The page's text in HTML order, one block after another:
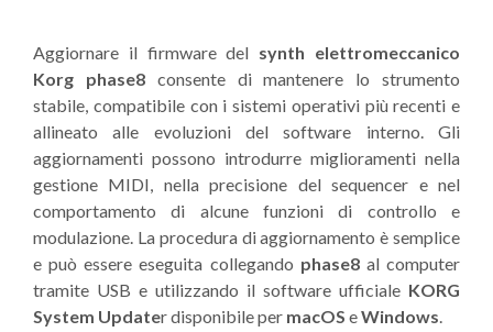
Aggiornare il firmware del synth elettromeccanico
Korg phase8 consente di mantenere lo strumento
stabile, compatibile con i sistemi operativi più recenti e
allineato alle evoluzioni del software interno. Gli
aggiornamenti possono introdurre miglioramenti nella
gestione MIDI, nella precisione del sequencer e nel
comportamento di alcune funzioni di controllo e
modulazione. La procedura di aggiornamento è semplice
e può essere eseguita collegando phase8 al computer
tramite USB e utilizzando il software ufficiale KORG
System Updater disponibile per macOS eWindows.